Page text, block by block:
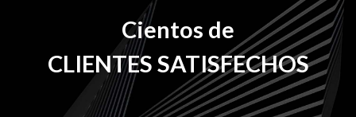
Cientos de
CLIENTES SATISFECHOS